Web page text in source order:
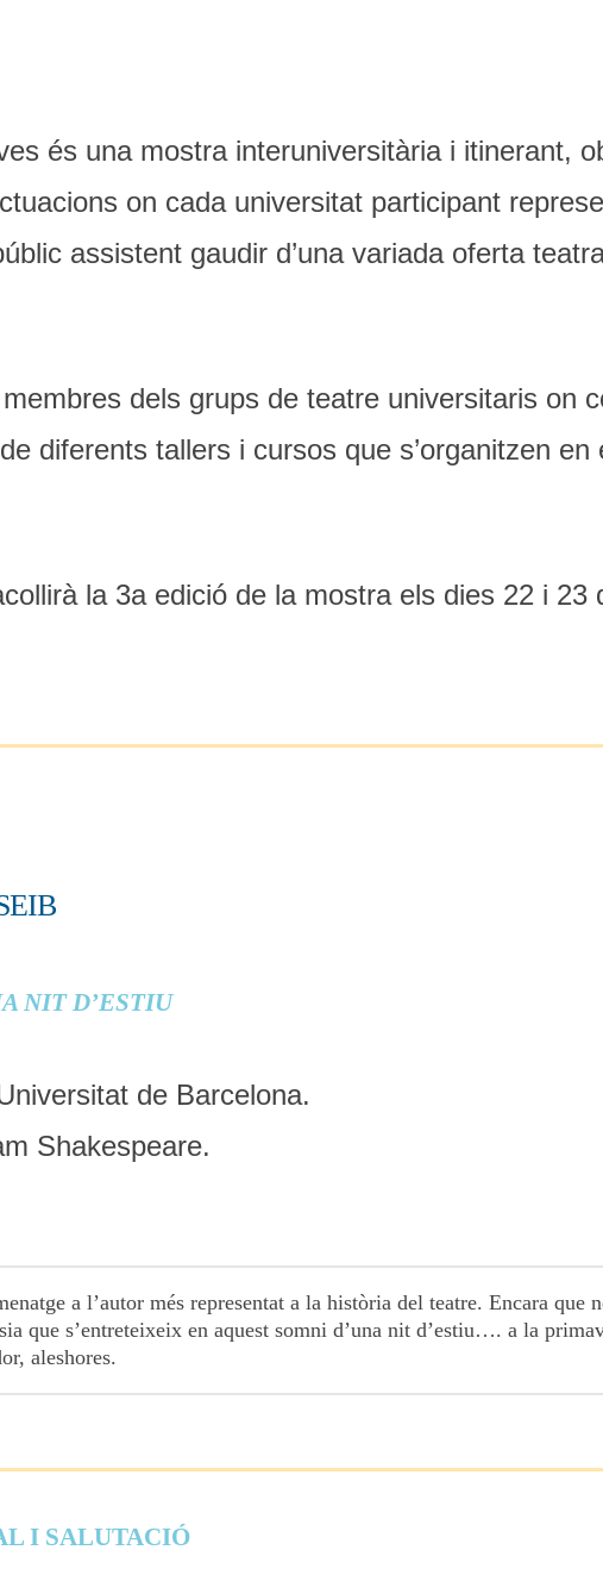
és una mostra interuniversitària i itinerant,
on cada universitat participant
assistent gaudir d’una variada oferta
dels grups de teatre universitaris on
diferents tallers i cursos que s’organitzen en
la 3a edició de la mostra els dies 22 i 23
NIT D’ESTIU
de Barcelona.
Shakespeare.
a l’autor més representat a la història del teatre. Encara que
que s’entreteixeix en aquest somni d’una nit d’estiu…. a la
aleshores.
I SALUTACIÓ